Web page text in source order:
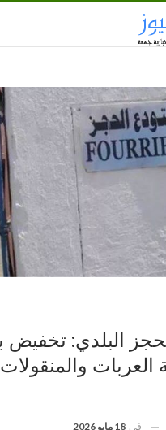
العربات والمنقولات
في 18 مايو 2026